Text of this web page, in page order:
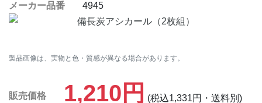
メーカー品番 4945
製品画像は、実物と色・質感が異なる場合があります。
販売価格 1,210円 (税込1,331円・送料別)